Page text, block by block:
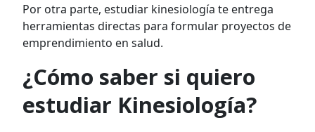
Por otra parte, estudiar kinesiología te entrega
herramientas directas para formular proyectos de
emprendimiento en salud.
¿Cómo saber si quiero
estudiar Kinesiología?